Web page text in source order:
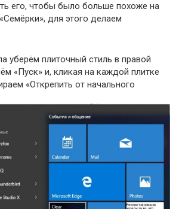
его, чтобы было больше похоже на
для этого делаем
уберём плиточный стиль в правой
«Пуск» и, кликая на каждой плитке
«Открепить от начального